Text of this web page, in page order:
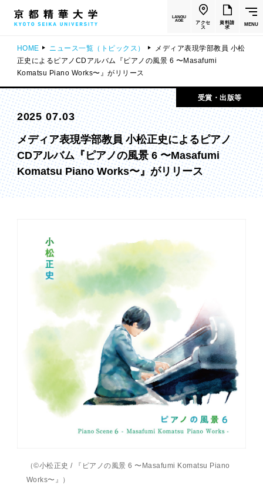
LANGU
AGE
アクセ
ス
資料請
求
MENU
HOME ニュース一覧（トピックス）
メディア表現学部教員 小松
正史によるピアノCDアルバム『ピアノの風景 6 〜Masafumi
Komatsu Piano Works〜』がリリース
受賞・出版等
2025 07.03
メディア表現学部教員 小松正史によるピアノ
CDアルバム『ピアノの風景 6 〜Masafumi
Komatsu Piano Works〜』がリリース
（©小松正史 / 『ピアノの風景 6 〜Masafumi Komatsu Piano
Works〜』）